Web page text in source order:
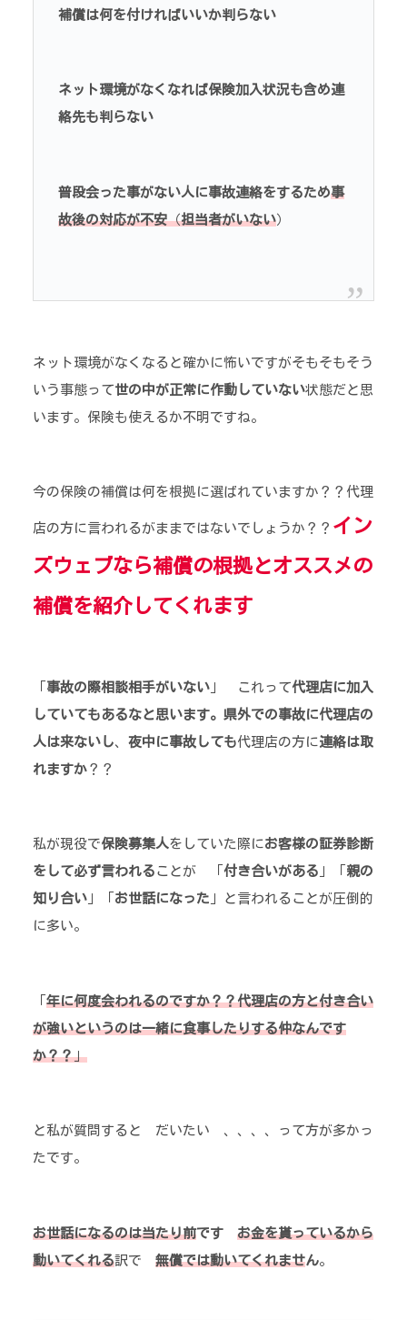
補償は何を付ければいいか判らない
ネット環境がなくなれば保険加入状況も含め連
絡先も判らない
普段会った事がない人に事故連絡をするため事
故後の対応が不安（担当者がいない）
ネット環境がなくなると確かに怖いですがそもそもそう
いう事態って世の中が正常に作動していない状態だと思
います。保険も使えるか不明ですね。
今の保険の補償は何を根拠に選ばれていますか？？代理
店の方に言われるがままではないでしょうか？？ イン
ズウェブなら補償の根拠とオススメの
補償を紹介してくれます
事故の際相談相手がいない 」 これって代理店に加入
していてもあるなと思います。県外での事故に代理店の
人は来ないし、 夜中に事故しても代理店の方に 連絡は取
れますか ？？
私が現役で保険募集人をしていた際にお客様の証券診断
をして必ず言われる ことが 「 付き合いがある
親の
知り合い
お世話になった 」と言われることが圧倒的
に多い。
年に何度会われるのですか？？代理店の方と付き合い
が強いというのは一緒に食事したりする仲なんです
か？？」
と私が質問すると だいたい 、、、、って方が多かっ
たです。
お世話になるのは当たり前です
お金を貰っているから
動いてくれる訳で 無償では動いてくれません。